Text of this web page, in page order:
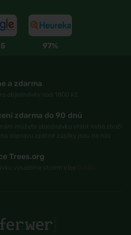
97%
a zdarma
zdarma do 90 dnů
Trees.org